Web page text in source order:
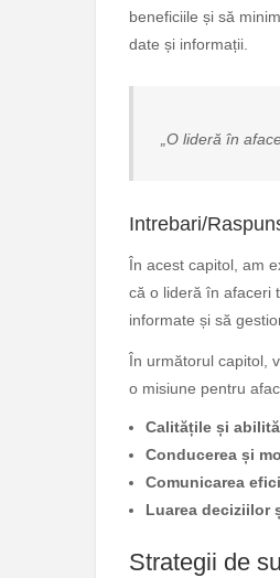
beneficiile și să
date și informații.
„O lideră în
Intrebari/
În acest capitol, am
că o lideră în afaceri
informate și să
În următorul capitol,
o misiune pentru
Calitățile și
Conducerea și
Comunicarea
Luarea deciziilor
Strategii de